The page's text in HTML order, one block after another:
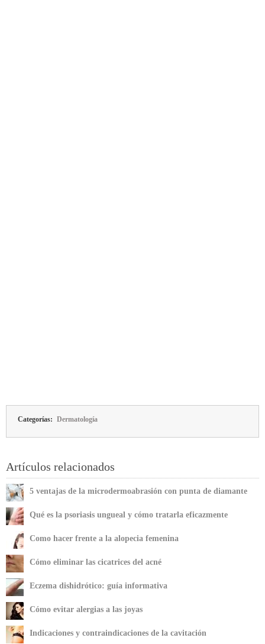
Categorías: Dermatología
Artículos relacionados
5 ventajas de la microdermoabrasión con punta de diamante
facial
Qué es la psoriasis ungueal y cómo tratarla eficazmente
Como hacer frente a la alopecia femenina
Cómo eliminar las cicatrices del acné
Eczema dishidrótico: guía informativa
Cómo evitar alergias a las joyas
Indicaciones y contraindicaciones de la cavitación